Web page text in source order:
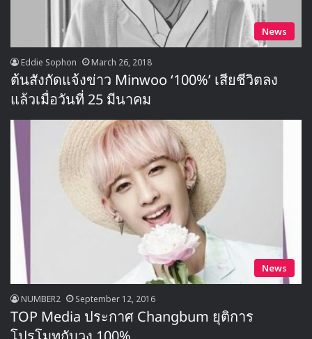
News
Eddie Sophon March 26, 2018
ต้นสังกัดแจ้งข่าว Minwoo ‘100%’ เสียชีวิตลง
แล้วเมื่อวันที่ 25 มีนาคม
News
NUMBER2 September 12, 2016
TOP Media ประกาศ Changbum ยุติการ